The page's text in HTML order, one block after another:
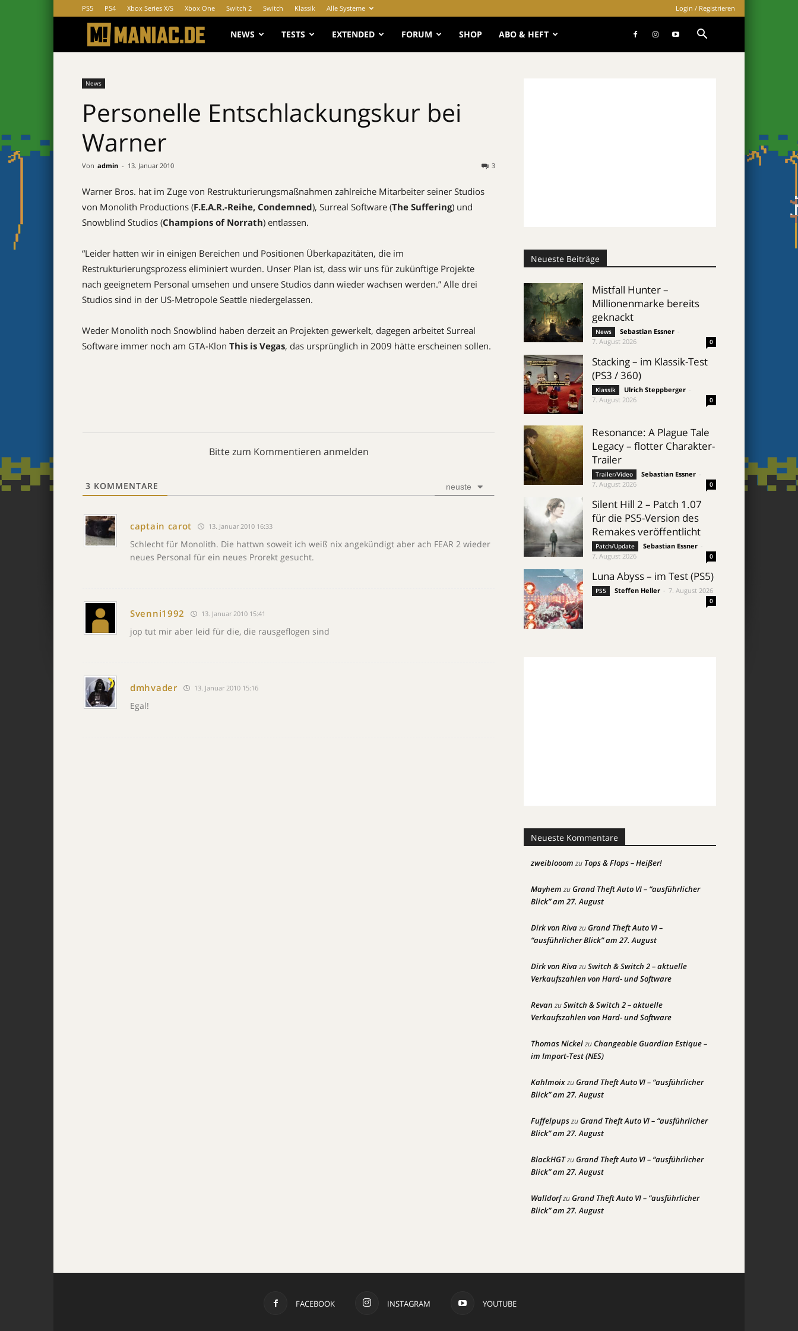
PS5 PS4 Xbox Series X/S Xbox One Switch 2 Switch Klassik Alle Systeme Login / Registrieren
MANIAC.de
NEWS TESTS EXTENDED FORUM SHOP ABO & HEFT
News
Personelle Entschlackungskur bei
Warner
Von admin - 13. Januar 2010 3
Warner Bros. hat im Zuge von Restrukturierungsmaßnahmen zahlreiche Mitarbeiter seiner Studios
von Monolith Productions (F.E.A.R.-Reihe, Condemned), Surreal Software (The Suffering) und
Snowblind Studios (Champions of Norrath) entlassen.
“Leider hatten wir in einigen Bereichen und Positionen Überkapazitäten, die im
Restrukturierungsprozess eliminiert wurden. Unser Plan ist, dass wir uns für zukünftige Projekte
nach geeignetem Personal umsehen und unsere Studios dann wieder wachsen werden.” Alle drei
Studios sind in der US-Metropole Seattle niedergelassen.
Weder Monolith noch Snowblind haben derzeit an Projekten gewerkelt, dagegen arbeitet Surreal
Software immer noch am GTA-Klon This is Vegas, das ursprünglich in 2009 hätte erscheinen sollen.
Bitte zum Kommentieren anmelden
3 KOMMENTARE neuste
captain carot 13. Januar 2010 16:33
Schlecht für Monolith. Die hattwn soweit ich weiß nix angekündigt aber ach FEAR 2 wieder
neues Personal für ein neues Prorekt gesucht.
Svenni1992 13. Januar 2010 15:41
jop tut mir aber leid für die, die rausgeflogen sind
dmhvader 13. Januar 2010 15:16
Egal!
Neueste Beiträge
Mistfall Hunter –
Millionenmarke bereits
geknackt
News Sebastian Essner
7. August 2026
0
Stacking – im Klassik-Test
(PS3 / 360)
Klassik Ulrich Steppberger
7. August 2026
0
Resonance: A Plague Tale
Legacy – flotter Charakter-
Trailer
Trailer/Video Sebastian Essner
7. August 2026
0
Silent Hill 2 – Patch 1.07
für die PS5-Version des
Remakes veröffentlicht
Patch/Update Sebastian Essner
7. August 2026
0
Luna Abyss – im Test (PS5)
PS5 Steffen Heller 7. August 2026
0
Neueste Kommentare
zweiblooom zu Tops & Flops – Heißer!
Mayhem zuGrand Theft Auto VI – “ausführlicher
Blick” am 27. August
Dirk von RivazuGrand Theft Auto VI –
“ausführlicher Blick” am 27. August
Dirk von RivazuSwitch & Switch 2 – aktuelle
Verkaufszahlen von Hard- und Software
Revan zuSwitch & Switch 2 – aktuelle
Verkaufszahlen von Hard- und Software
Thomas NickelzuChangeable Guardian Estique –
im Import-Test (NES)
KahlmoixzuGrand Theft Auto VI – “ausführlicher
Blick” am 27. August
FuffelpupszuGrand Theft Auto VI – “ausführlicher
Blick” am 27. August
BlackHGTzuGrand Theft Auto VI – “ausführlicher
Blick” am 27. August
WalldorfzuGrand Theft Auto VI – “ausführlicher
Blick” am 27. August
FACEBOOK INSTAGRAM YOUTUBE